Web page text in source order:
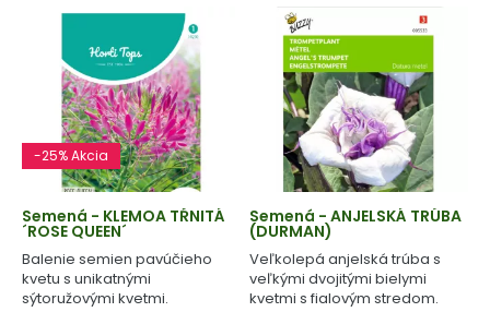
-25% Akcia
Semená - KLEMOA TŔNITÁ
´ROSE QUEEN´
Balenie semien pavúčieho
kvetu s unikatnými
sýtoružovými kvetmi.
Semená - ANJELSKÁ TRÚBA
(DURMAN)
Veľkolepá anjelská trúba s
veľkými dvojitými bielymi
kvetmi s fialovým stredom.